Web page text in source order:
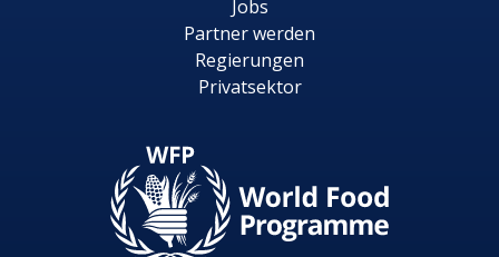
Jobs
Partner werden
Regierungen
Privatsektor